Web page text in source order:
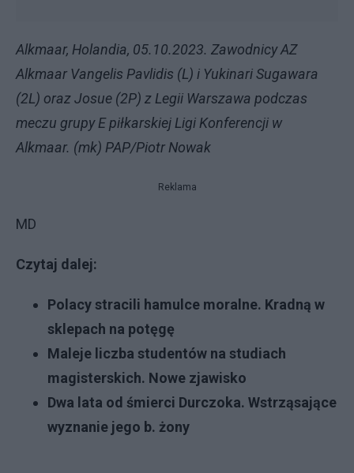
Alkmaar, Holandia, 05.10.2023. Zawodnicy AZ
Alkmaar Vangelis Pavlidis (L) i Yukinari Sugawara
(2L) oraz Josue (2P) z Legii Warszawa podczas
meczu grupy E piłkarskiej Ligi Konferencji w
Alkmaar. (mk) PAP/Piotr Nowak
Reklama
MD
Czytaj dalej:
Polacy stracili hamulce moralne. Kradną w
sklepach na potęgę
Maleje liczba studentów na studiach
magisterskich. Nowe zjawisko
Dwa lata od śmierci Durczoka. Wstrząsające
wyznanie jego b. żony